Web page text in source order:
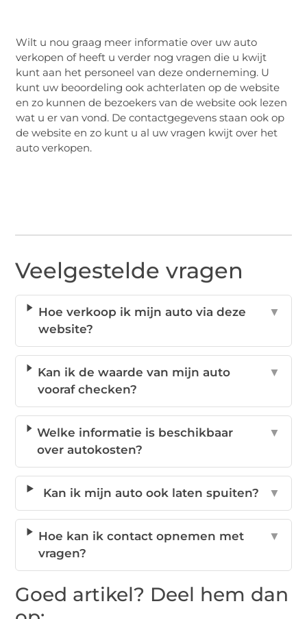
Wilt u nou graag meer informatie over uw auto
verkopen of heeft u verder nog vragen die u kwijt
kunt aan het personeel van deze onderneming. U
kunt uw beoordeling ook achterlaten op de website
en zo kunnen de bezoekers van de website ook lezen
wat u er van vond. De contactgegevens staan ook op
de website en zo kunt u al uw vragen kwijt over het
auto verkopen.
Veelgestelde vragen
Hoe verkoop ik mijn auto via deze
website?
▼
Kan ik de waarde van mijn auto
vooraf checken?
▼
Welke informatie is beschikbaar
over autokosten?
▼
Kan ik mijn auto ook laten spuiten? ▼
Hoe kan ik contact opnemen met
vragen?
▼
Goed artikel? Deel hem dan